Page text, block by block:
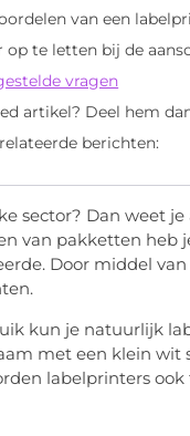
van een
op te letten bij de
vragen
artikel? Deel hem
berichten:
sector? Dan weet
van pakketten heb
Door middel
kun je natuurlijk
met een klein
labelprinters